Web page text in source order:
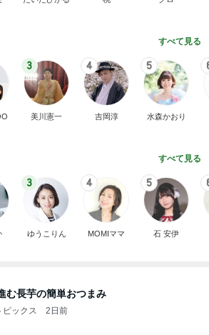
すべて見る
3
美川憲一
4
吉岡淳
5
水森かおり
すべて見る
3
ゆうこりん
4
MOMIママ
5
石 安伊
む長芋の簡単おつまみ
ックス 2日前